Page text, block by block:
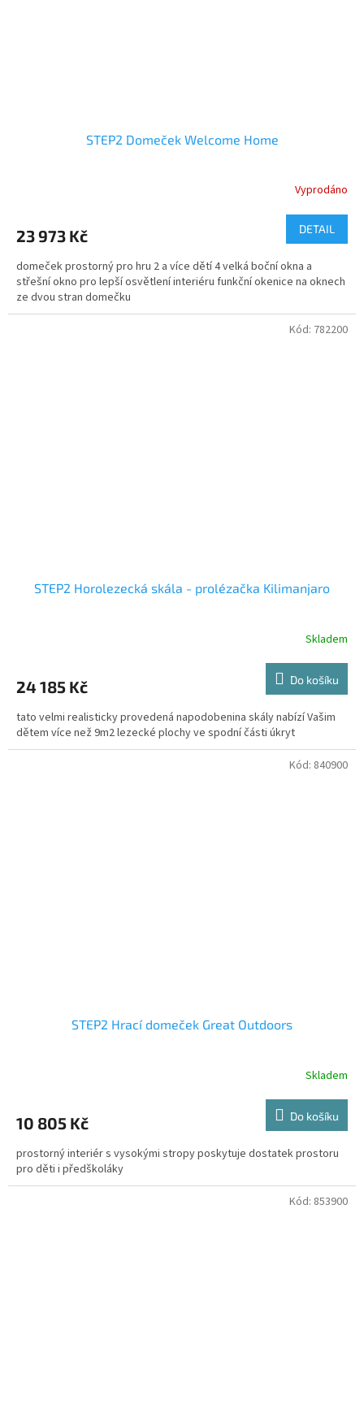
STEP2 Domeček Welcome Home
Vyprodáno
23 973 Kč DETAIL
domeček prostorný pro hru 2 a více dětí 4 velká boční okna a
střešní okno pro lepší osvětlení interiéru funkční okenice na oknech
ze dvou stran domečku
STEP2 Horolezecká skála - prolézačka Kilimanjaro
Skladem
24 185 Kč Do košíku
tato velmi realisticky provedená napodobenina skály nabízí Vašim
dětem více než 9m2 lezecké plochy ve spodní části úkryt
Kód: 782200
STEP2 Hrací domeček Great Outdoors
Skladem
10 805 Kč Do košíku
prostorný interiér s vysokými stropy poskytuje dostatek prostoru
pro děti i předškoláky
Kód: 840900
Kód: 853900